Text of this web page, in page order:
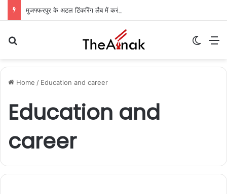
Home / Education and career
Education and
career